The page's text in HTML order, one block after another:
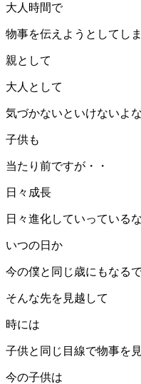
大人時間で
物事を伝えようとしてし
親として
大人として
気づかないといけないよ
子供も
当たり前ですが・・
日々成長
日々進化していっている
いつの日か
今の僕と同じ歳にもなる
そんな先を見越して
時には
子供と同じ目線で物事を
今の子供は